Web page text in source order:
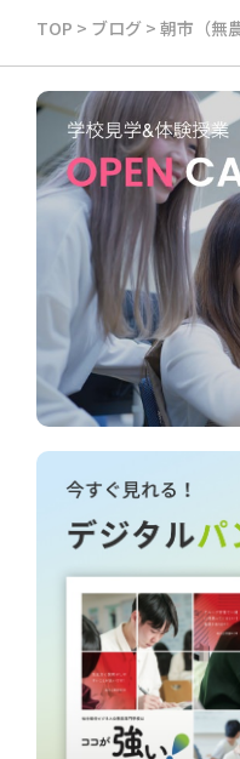
TOP > ブログ > 朝市（無